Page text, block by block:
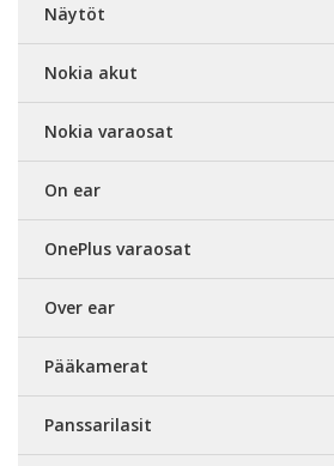
Näytöt
Nokia akut
Nokia varaosat
On ear
OnePlus varaosat
Over ear
Pääkamerat
Panssarilasit